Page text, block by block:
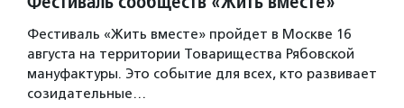
Фестиваль «Жить вместе» пройдет в Москве 16
августа на территории Товарищества Рябовской
мануфактуры. Это событие для всех, кто развивает
созидательные…